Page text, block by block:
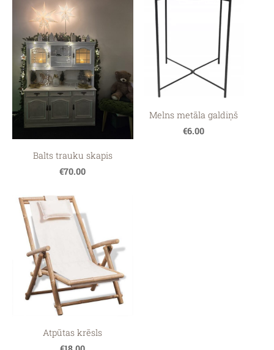
Balts trauku skapis
€70.00
Melns metāla galdiņš
€6.00
Atpūtas krēsls